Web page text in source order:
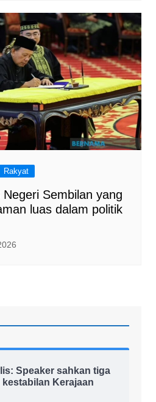
Rakyat
Sembilan yang
luas dalam politik
Speaker sahkan tiga
Kerajaan